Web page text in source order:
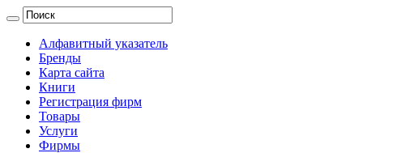
Алфавитный указатель
Бренды
Карта сайта
Книги
Регистрация фирм
Товары
Услуги
Фирмы